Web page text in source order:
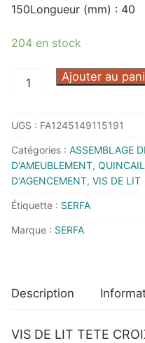
150Longueur (mm) : 40
204 en stock
quantité
DE
LIT
TETE
CROIX
8X40
PAS
DE
14038/003
Ajouter au
UGS : FA1245149115191
Catégories : ASSEMBLAGE
D'AMEUBLEMENT,
D'AGENCEMENT, VIS DE LIT
Étiquette : SERFA
Marque : SERFA
Description
VIS DE LIT TETE